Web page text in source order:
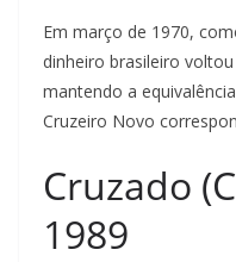
Em março de 1970,
dinheiro brasileiro
mantendo a
Cruzeiro Novo
Cruzado
1989